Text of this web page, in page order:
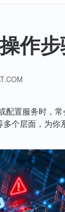
作
置服务时，
个层面，为